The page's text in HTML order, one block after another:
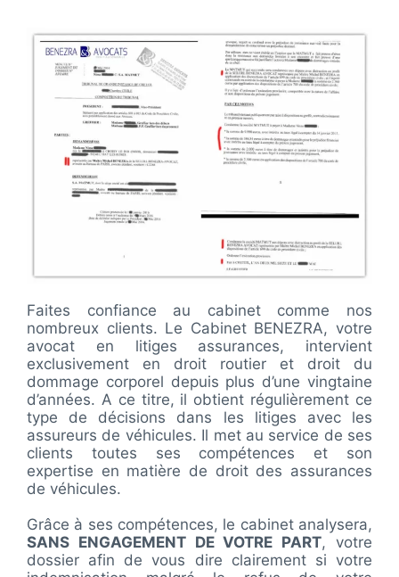
Faites confiance au cabinet comme nos
nombreux clients. Le Cabinet BENEZRA, votre
avocat en litiges assurances, intervient
exclusivement en droit routier et droit du
dommage corporel depuis plus d’une vingtaine
d’années. A ce titre, il obtient régulièrement ce
type de décisions dans les litiges avec les
assureurs de véhicules. Il met au service de ses
clients toutes ses compétences et son
expertise en matière de droit des assurances
de véhicules.
Grâce à ses compétences, le cabinet analysera,
SANS ENGAGEMENT DE VOTRE PART, votre
dossier afin de vous dire clairement si votre